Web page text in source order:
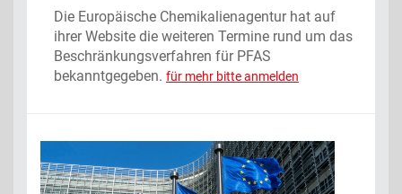
Die Europäische Chemikalienagentur hat auf
ihrer Website die weiteren Termine rund um das
Beschränkungsverfahren für PFAS
bekanntgegeben. für mehr bitte anmelden